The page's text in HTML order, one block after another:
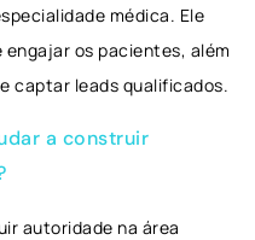
médica. Ele
os pacientes, além
captar leads qualificados.
a construir
autoridade na área